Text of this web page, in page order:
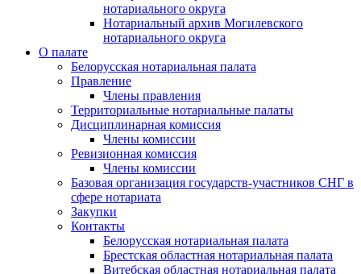
нотариального округа
Нотариальный архив Могилевского
нотариального округа
О палате
Белорусская нотариальная палата
Правление
Члены правления
Территориальные нотариальные палаты
Дисциплинарная комиссия
Члены комиссии
Ревизионная комиссия
Члены комиссии
Базовая организация государств-участников СНГ в
сфере нотариата
Закупки
Контакты
Белорусская нотариальная палата
Брестская областная нотариальная палата
Витебская областная нотариальная палата